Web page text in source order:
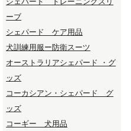
ーブ
シェパード ケア用品
犬訓練用服ー防衛スーツ
オーストラリアシェパード ・グ
ッズ
コーカシアン・シェパード グ
ッズ
コーギー 犬用品